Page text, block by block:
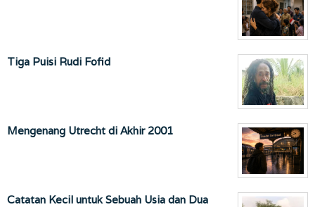
Tiga Puisi Rudi Fofid
Mengenang Utrecht di Akhir 2001
Catatan Kecil untuk Sebuah Usia dan Dua